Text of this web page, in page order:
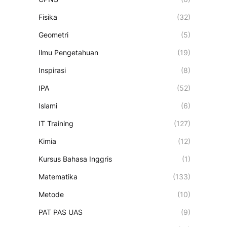
Fisika (32)
Geometri (5)
Ilmu Pengetahuan (19)
Inspirasi (8)
IPA (52)
Islami (6)
IT Training (127)
Kimia (12)
Kursus Bahasa Inggris (1)
Matematika (133)
Metode (10)
PAT PAS UAS (9)